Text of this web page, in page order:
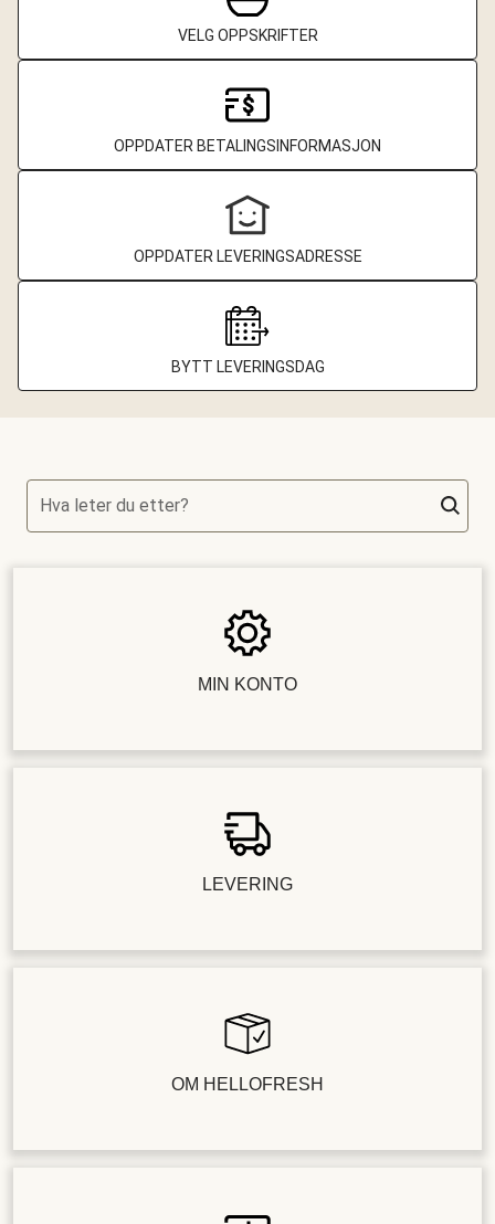
VELG OPPSKRIFTER
OPPDATER BETALINGSINFORMASJON
OPPDATER LEVERINGSADRESSE
BYTT LEVERINGSDAG
Hva leter du etter?
MIN KONTO
LEVERING
OM HELLOFRESH